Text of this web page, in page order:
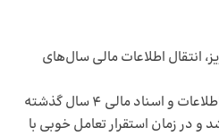
انتقال اطلاعات مالی سال‌های
آقای فتحی: «در فرایند استقرار، اطلاعات و اسناد مالی 4 سال گذشته
و در زمان استقرار تعامل خوبی با